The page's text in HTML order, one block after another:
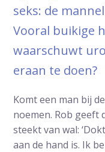
seks: de
Vooral buikige
waarschuwt
eraan te doen?
Komt een man bij
noemen. Rob geeft
steekt van wal:
aan de hand is. Ik